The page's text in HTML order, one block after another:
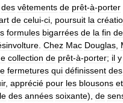
des vêtements de prêt-à-porter
de celui-ci poursuit la
formules bigarrées de la fin
Chez Mac Douglas
collection de prêt-à-porter; il y
fermetures qui définissent des
, apprécié pour les blousons et
des années soixante), de